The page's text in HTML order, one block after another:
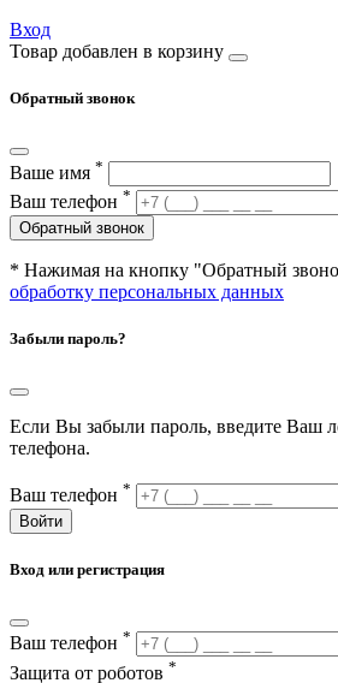
Вход
Товар добавлен в корзину
Обратный звонок
Ваше имя *
Ваш телефон *
Обратный звонок
* Нажимая на кнопку "Обратный
обработку персональных данных
Забыли пароль?
Если Вы забыли пароль, введите Ваш
телефона.
Ваш телефон *
Войти
Вход или регистрация
Ваш телефон *
Защита от роботов *